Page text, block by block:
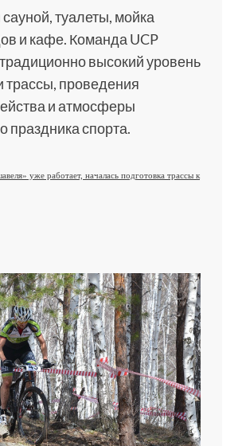
туалеты, мойка
и кафе. Команда UCP
высокий уровень
трассы, проведения
и атмосферы
праздника спорта.
уже работает, началась подготовка трассы к